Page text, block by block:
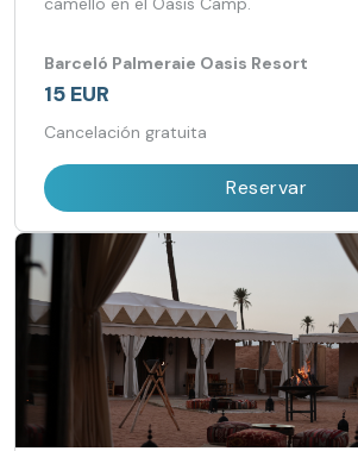
Barceló Palmeraie Oasis Resort
15 EUR
Cancelación gratuita
Reservar